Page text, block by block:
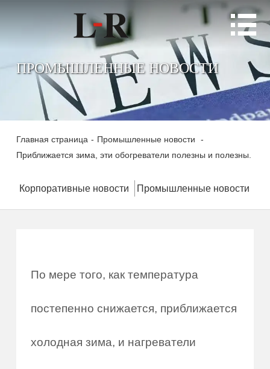

ПРОМЫШЛЕННЫЕ НОВОСТИ
Главная страница - Промышленные новости
-
Приближается зима, эти обогреватели полезны и полезны.
Корпоративные новости Промышленные новости
По мере того, как температура
постепенно снижается, приближается
холодная зима, и нагреватели